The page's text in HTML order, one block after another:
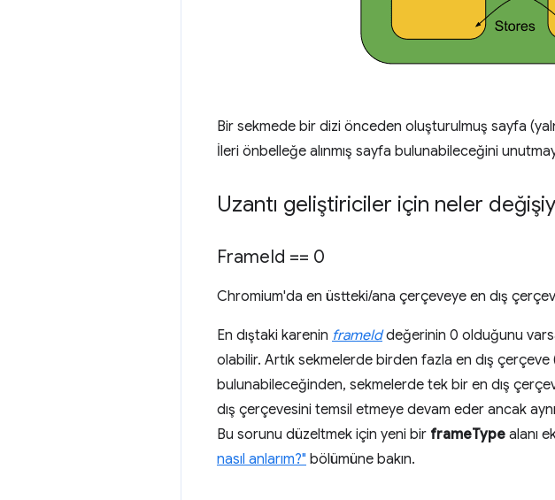
Bir sekmede bir dizi önceden oluşturulmuş sayfa
İleri önbelleğe alınmış sayfa bulunabileceğini
Uzantı geliştiriciler için neler
FrameId == 0
Chromium'da en üstteki/ana çerçeveye en dış
En dıştaki karenin frameIddeğerinin 0 olduğunu
olabilir. Artık sekmelerde birden fazla en dış
bulunabileceğinden, sekmelerde tek bir en dış
dış çerçevesini temsil etmeye devam eder ancak
Bu sorunu düzeltmek için yeni bir frameType alanı
nasıl anlarım?" bölümüne bakın.